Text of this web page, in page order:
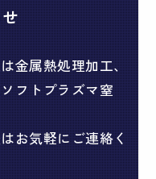
金属熱処理加工、
フトプラズマ窒
お気軽にご連絡く